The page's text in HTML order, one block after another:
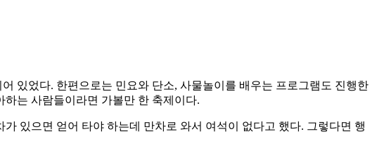
있었다. 한편으로는 민요와 단소, 사물놀이를 배우는 프로그램도 진행한
는 사람들이라면 가볼만 한 축제이다.
있으면 얻어 타야 하는데 만차로 와서 여석이 없다고 했다. 그렇다면 행